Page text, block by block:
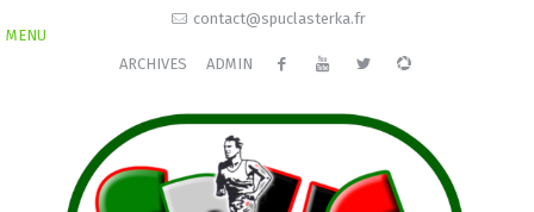
contact@spuclasterka.fr
ARCHIVES ADMIN
MENU